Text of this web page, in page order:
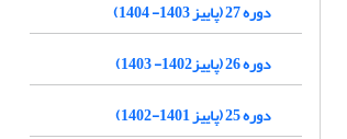
دوره 27 (پاییز 1403- 1404)
دوره 26 (پاییز1402- 1403)
دوره 25 (پاییز 1401-1402)